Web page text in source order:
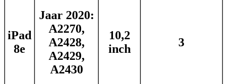
iPad
8e
Jaar 2020:
A2270,
A2428,
A2429,
A2430
10,2
inch
3